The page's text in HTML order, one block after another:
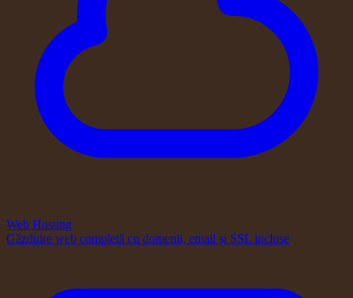
Web Hosting
Găzduire web completă cu domenii, email și SSL incluse